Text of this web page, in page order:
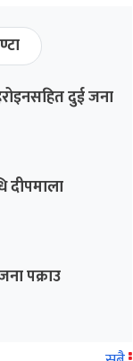
दुई जना
दीपमाला
पक्राउ